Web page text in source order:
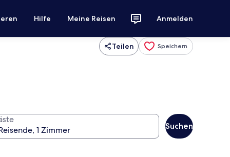
Hilfe Meine Reisen Anmelden
Teilen Speichern
Suchen